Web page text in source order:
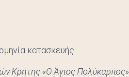
κατασκευής.
Κρήτης «Ο Άγιος Πολύκαρπος».